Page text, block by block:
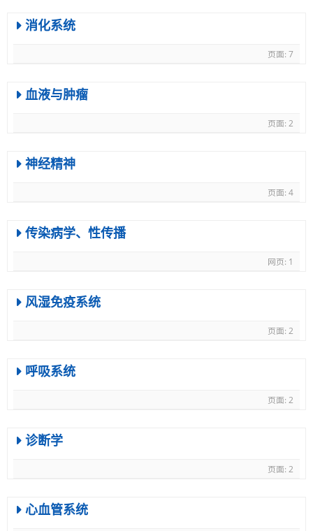
使用帮助
消化系统
页面: 7
血液与肿瘤
页面: 2
神经精神
页面: 4
传染病学、性传播
网页: 1
风湿免疫系统
页面: 2
呼吸系统
页面: 2
诊断学
页面: 2
心血管系统